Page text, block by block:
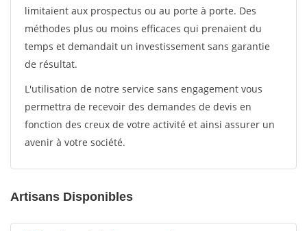
limitaient aux prospectus ou au porte à porte. Des
méthodes plus ou moins efficaces qui prenaient du
temps et demandait un investissement sans garantie
de résultat.
L'utilisation de notre service sans engagement vous
permettra de recevoir des demandes de devis en
fonction des creux de votre activité et ainsi assurer un
avenir à votre société.
Artisans Disponibles